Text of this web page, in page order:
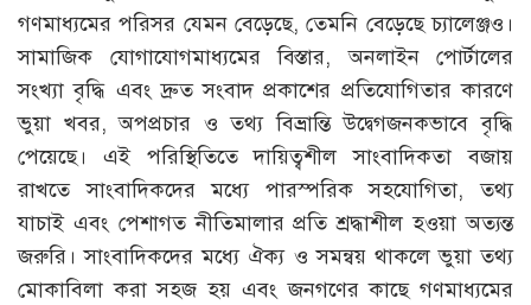
গণমাধ্যমের পরিসর যেমন বেড়েছে, তেমনি বেড়েছে চ্যালেঞ্জও।
সামাজিক যোগাযোগমাধ্যমের বিস্তার, অনলাইন পোর্টালের
সংখ্যা বৃদ্ধি এবং দ্রুত সংবাদ প্রকাশের প্রতিযোগিতার কারণে
ভুয়া খবর, অপপ্রচার ও তথ্য বিভ্রান্তি উদ্বেগজনকভাবে বৃদ্ধি
পেয়েছে। এই পরিস্থিতিতে দায়িত্বশীল সাংবাদিকতা বজায়
রাখতে সাংবাদিকদের মধ্যে পারস্পরিক সহযোগিতা, তথ্য
যাচাই এবং পেশাগত নীতিমালার প্রতি শ্রদ্ধাশীল হওয়া অত্যন্ত
জরুরি। সাংবাদিকদের মধ্যে ঐক্য ও সমন্বয় থাকলে ভুয়া তথ্য
মোকাবিলা করা সহজ হয় এবং জনগণের কাছে গণমাধ্যমের